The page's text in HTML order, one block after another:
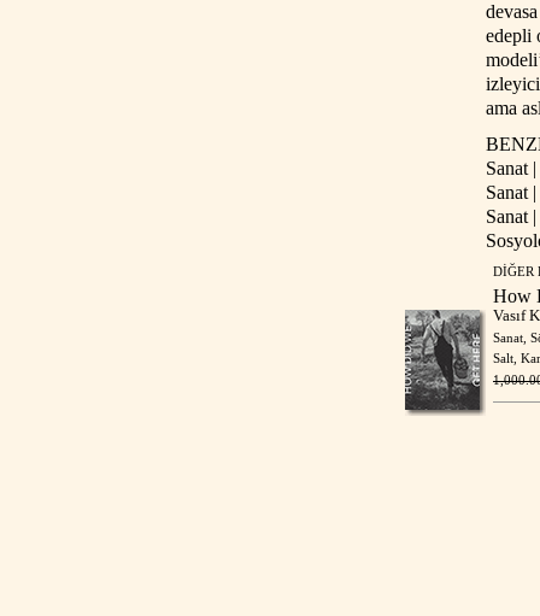
edepli
ama
Sanat
Sanat
Sanat
DİĞER
How
Vasıf
Sanat
Salt ,